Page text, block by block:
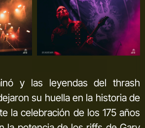
y las leyendas del thrash
su huella en la historia de
la celebración de los 175 años